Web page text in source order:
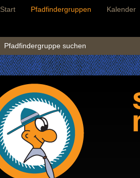
Start Pfadfindergruppen Kalender
Pfadfindergruppe suchen